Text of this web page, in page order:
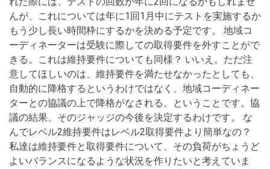
んが、これについては年に1回1月中にテストを実施するか
もう少し長い時間枠にするかを決める予定です。 地域コ
ーディネーターは受験に際しての取得要件を外すことがで
きる。これは維持要件についても同様？ いいえ。ただ注
意してほしいのは、維持要件を満たせなかったとしても、
自動的に降格するというわけではなく、地域コーディネー
ターとの協議の上で降格がなされる、ということです。協
議の結果、そのジャッジの今後を決定するわけです。 な
んでレベル2維持要件はレベル2取得要件より簡単なの？
私達は維持要件と取得要件について、その負荷がちょうど
よいバランスになるような状況を作りたいと考えていま